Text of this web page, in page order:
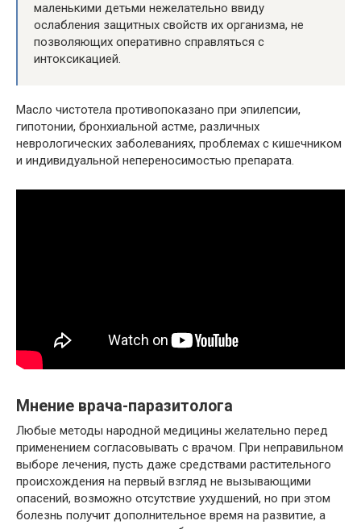
маленькими детьми нежелательно ввиду
ослабления защитных свойств их организма, не
позволяющих оперативно справляться с
интоксикацией.
Масло чистотела противопоказано при эпилепсии,
гипотонии, бронхиальной астме, различных
неврологических заболеваниях, проблемах с кишечником
и индивидуальной непереносимостью препарата.
Мнение врача-паразитолога
Любые методы народной медицины желательно перед
применением согласовывать с врачом. При неправильном
выборе лечения, пусть даже средствами растительного
происхождения на первый взгляд не вызывающими
опасений, возможно отсутствие ухудшений, но при этом
болезнь получит дополнительное время на развитие, а